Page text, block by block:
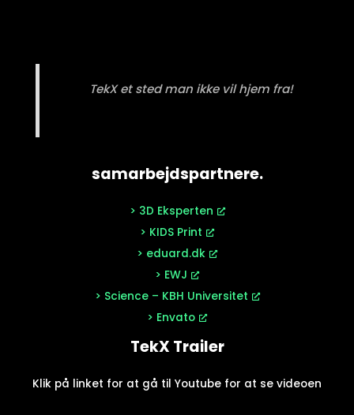
TekX et sted man ikke vil hjem fra!
samarbejdspartnere.
> 3D Eksperten
> KIDS Print
> eduard.dk
> EWJ
> Science – KBH Universitet
> Envato
TekX Trailer
Klik på linket for at gå til Youtube for at se videoen